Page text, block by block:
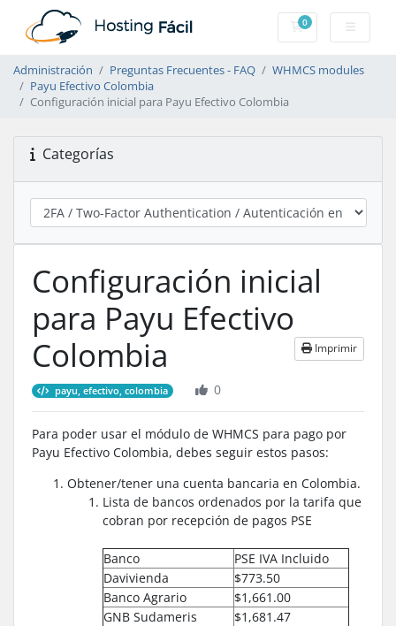
0Carro de Pedidos
Administración Preguntas Frecuentes - FAQ
WHMCS modules
Payu Efectivo Colombia
Configuración inicial para Payu Efectivo Colombia
Categorías
Configuración inicial
para Payu Efectivo
Colombia
Imprimir
payu, efectivo, colombia 0
Para poder usar el módulo de WHMCS para pago por
Payu Efectivo Colombia, debes seguir estos pasos:
Obtener/tener una cuenta bancaria en Colombia.
Lista de bancos ordenados por la tarifa que
cobran por recepción de pagos PSE
Banco
PSE IVA Incluido
Davivienda
$773.50
Banco Agrario
$1,661.00
GNB Sudameris
$1,681.47